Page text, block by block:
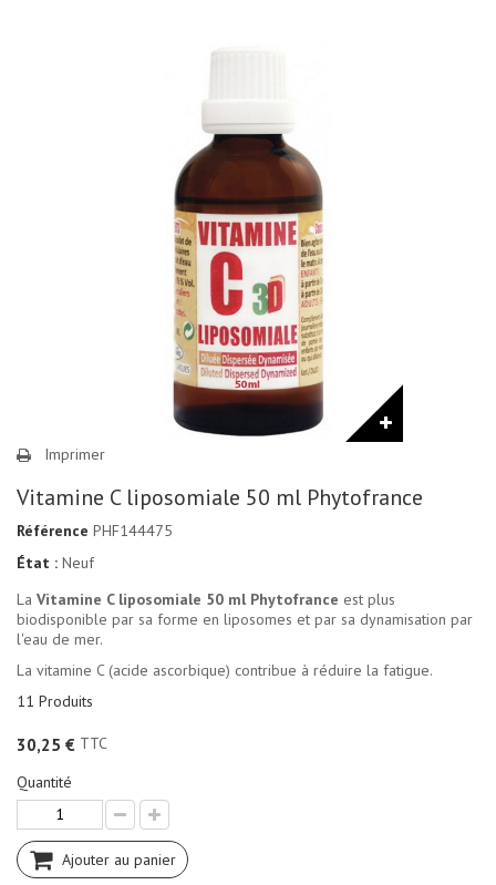
Imprimer
Vitamine C liposomiale 50 ml Phytofrance
Référence PHF144475
État : Neuf
La Vitamine C liposomiale 50 ml Phytofrance est plus
biodisponible par sa forme en liposomes et par sa dynamisation par
l'eau de mer.
La vitamine C (acide ascorbique) contribue à réduire la fatigue.
11 Produits
30,25 € TTC
Quantité
Ajouter au panier